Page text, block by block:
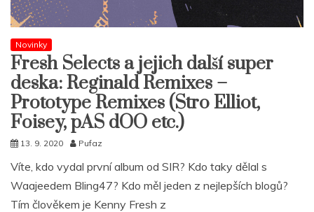
Novinky
Fresh Selects a jejich další super
deska: Reginald Remixes –
Prototype Remixes (Stro Elliot,
Foisey, pAS dOO etc.)
13. 9. 2020 Pufaz
Víte, kdo vydal první album od SIR? Kdo taky dělal s
Waajeedem Bling47? Kdo měl jeden z nejlepších blogů?
Tím člověkem je Kenny Fresh z